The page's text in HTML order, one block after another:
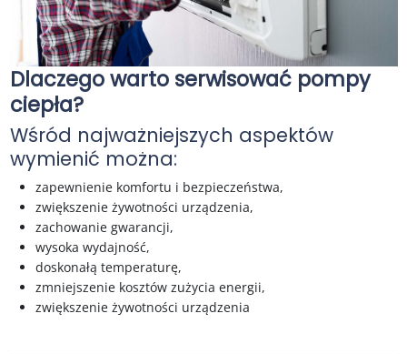
Dlaczego warto serwisować pompy
ciepła?
Wśród najważniejszych aspektów
wymienić można:
zapewnienie komfortu i bezpieczeństwa,
zwiększenie żywotności urządzenia,
zachowanie gwarancji,
wysoka wydajność,
doskonałą temperaturę,
zmniejszenie kosztów zużycia energii,
zwiększenie żywotności urządzenia